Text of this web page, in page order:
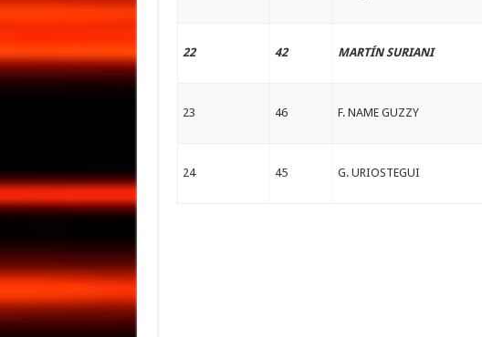
22 42 MARTÍN SURIANI
23 46 F. NAME GUZZY
24 45 G. URIOSTEGUI